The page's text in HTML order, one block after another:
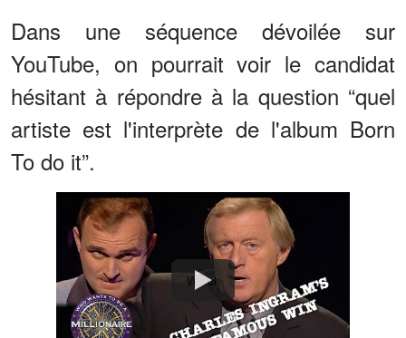
Dans une séquence dévoilée sur
YouTube, on pourrait voir le candidat
hésitant à répondre à la question “quel
artiste est l'interprète de l'album Born
To do it”.
Watch